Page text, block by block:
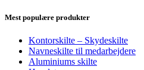
Mest populære produkter
Kontorskilte – Skydeskilte
Navneskilte til medarbejdere
Aluminiums skilte